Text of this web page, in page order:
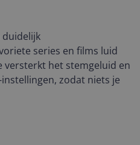
series en films luid
versterkt het stemgeluid en
zodat niets je